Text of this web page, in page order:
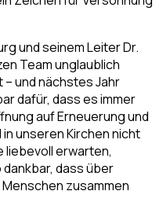
und seinem Leiter Dr.
Team unglaublich
– und nächstes Jahr
dafür, dass es immer
auf Erneuerung und
unseren Kirchen nicht
liebevoll erwarten,
dass über
zusammen